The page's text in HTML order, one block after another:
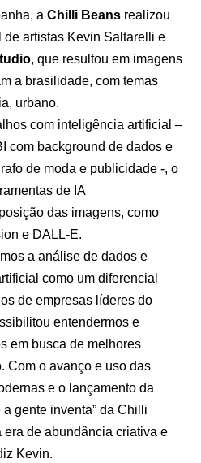
a Chilli Beans realizou
de artistas Kevin Saltarelli e
, que resultou em imagens
a brasilidade, com temas
urbano.
com inteligência artificial –
com background de dados e
de moda e publicidade -, o
de IA
das imagens, como
e DALL-E.
a análise de dados e
como um diferencial
de empresas líderes do
entendermos e
em busca de melhores
Com o avanço e uso das
e o lançamento da
gente inventa” da Chilli
era de abundância criativa e
Kevin.